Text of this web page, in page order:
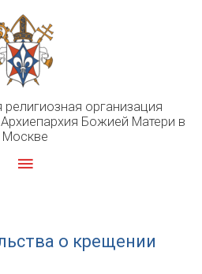
организация
Божией Матери в
Москве
Главное
о крещении